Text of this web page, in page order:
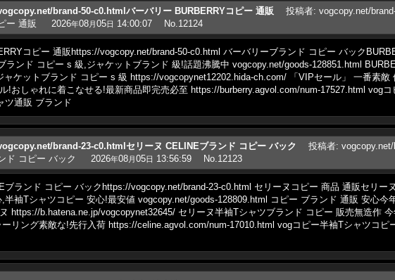
brand-50-c0.htmlバーバリー BURBERRYコピー 通販 投稿者: vogcopy.net/
ー 通販
2026年08月05日 14:00:07 No.12124
コピー 通販https://vogcopy.net/brand-50-c0.html バーバリーブランド コピー バック
ランド コピー s 級,ジャケットブランド 級!話題沸騰中 vogcopy.net/goods-128851.html
ャケットブランド コピー s 級 https://vogcopynet12202.hida-ch.com/ 「VIPセール」 一番素
!おしゃれに着こなせる!最新商品即完売必至 https://burberry.agvol.com/num-17527.html vog
ツ通販 ブランド
brand-23-c0.htmlセリーヌ CELINEブランド コピー バック 投稿者:
ド コピー バック
2026年08月05日 13:56:59 No.12123
ブランド コピー バックhttps://vogcopy.net/brand-23-c0.html セリーヌコピー 商品 通販セリー
半袖Tシャツコピー 安心!最安値 vogcopy.net/goods-128809.html コピー ブランド 通販 安心今
https://b.hatena.ne.jp/vogcopynet32645/ セリーヌ半袖Tシャツブランド コピー 販売無造作
ーリング素敵な!先行入荷 https://celine.agvol.com/num-17010.html vogコピー半袖Tシャツコ